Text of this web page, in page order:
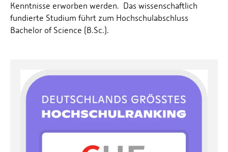
Kenntnisse erworben werden. Das wissenschaftlich
fundierte Studium führt zum Hochschulabschluss
Bachelor of Science (B.Sc.).